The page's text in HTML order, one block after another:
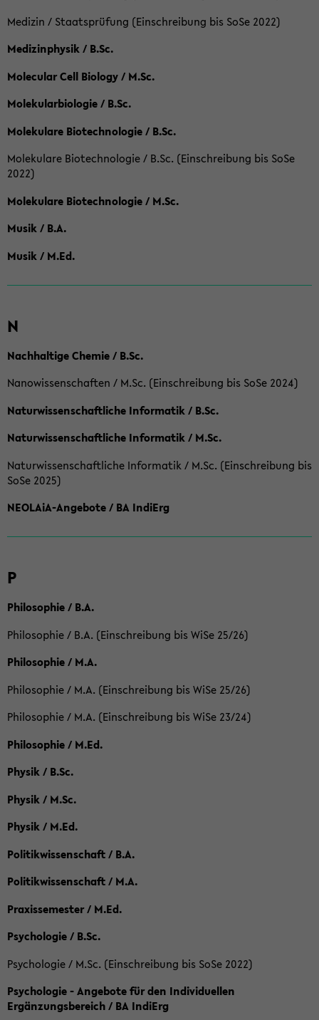
Medizin / Staatsprüfung (Einschreibung bis SoSe 2022)
Medizinphysik / B.Sc.
Molecular Cell Biology / M.Sc.
Molekularbiologie / B.Sc.
Molekulare Biotechnologie / B.Sc.
Molekulare Biotechnologie / B.Sc. (Einschreibung bis SoSe
2022)
Molekulare Biotechnologie / M.Sc.
Musik / B.A.
Musik / M.Ed.
N
Nachhaltige Chemie / B.Sc.
Nanowissenschaften / M.Sc. (Einschreibung bis SoSe 2024)
Naturwissenschaftliche Informatik / B.Sc.
Naturwissenschaftliche Informatik / M.Sc.
Naturwissenschaftliche Informatik / M.Sc. (Einschreibung bis
SoSe 2025)
NEOLAiA-Angebote / BA IndiErg
P
Philosophie / B.A.
Philosophie / B.A. (Einschreibung bis WiSe 25/26)
Philosophie / M.A.
Philosophie / M.A. (Einschreibung bis WiSe 25/26)
Philosophie / M.A. (Einschreibung bis WiSe 23/24)
Philosophie / M.Ed.
Physik / B.Sc.
Physik / M.Sc.
Physik / M.Ed.
Politikwissenschaft / B.A.
Politikwissenschaft / M.A.
Praxissemester / M.Ed.
Psychologie / B.Sc.
Psychologie / M.Sc. (Einschreibung bis SoSe 2022)
Psychologie - Angebote für den Individuellen
Ergänzungsbereich / BA IndiErg